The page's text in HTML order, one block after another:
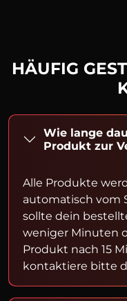
HÄUFIG
Wie lange
Produkt zur
Alle Produkte
automatisch vom
sollte dein
weniger Minuten
Produkt nach 15
kontaktiere bitte